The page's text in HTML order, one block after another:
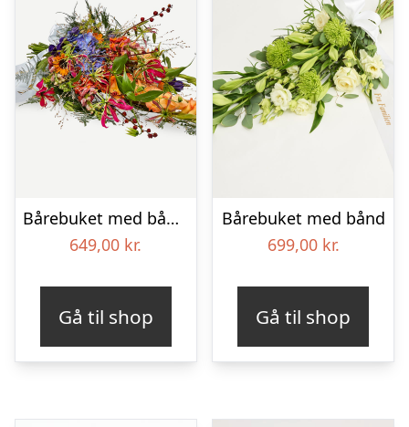
Bårebuket med bånd – Et farverigt farvel
649,00 kr.
Gå til shop
Bårebuket med bånd
699,00 kr.
Gå til shop